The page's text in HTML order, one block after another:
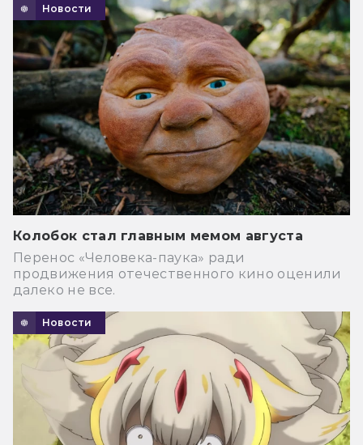
Новости
Колобок стал главным мемом августа
Перенос «Человека-паука» ради
продвижения отечественного кино оценили
далеко не все.
Новости